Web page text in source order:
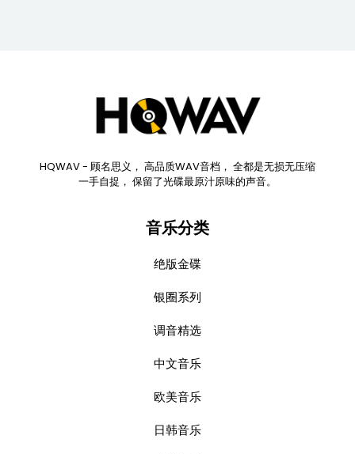
HQWAV - 顾名思义， 高品质WAV音档， 全都是无损无压缩
一手自捉， 保留了光碟最原汁原味的声音。
音乐分类
绝版金碟
银圈系列
调音精选
中文音乐
欧美音乐
日韩音乐